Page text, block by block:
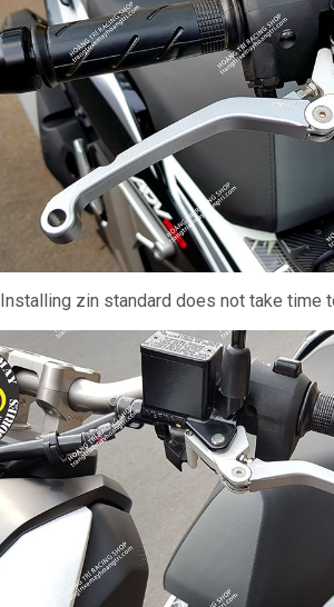
Installing zin standard does not take time